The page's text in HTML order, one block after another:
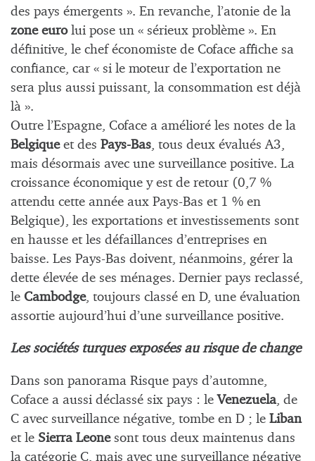
des pays émergents ». En revanche, l’atonie de la
zone eurolui pose un « sérieux problème ». En
définitive, le chef économiste de Coface affiche sa
confiance, car « si le moteur de l’exportation ne
sera plus aussi puissant, la consommation est déjà
là ».
Outre l’Espagne, Coface a amélioré les notes de la
Belgiqueet des Pays-Bas , tous deux évalués A3,
mais désormais avec une surveillance positive. La
croissance économique y est de retour (0,7 %
attendu cette année aux Pays-Bas et 1 % en
Belgique), les exportations et investissements sont
en hausse et les défaillances d’entreprises en
baisse. Les Pays-Bas doivent, néanmoins, gérer la
dette élevée de ses ménages. Dernier pays reclassé,
le Cambodge, toujours classé en D, une évaluation
assortie aujourd’hui d’une surveillance positive.
Les sociétés turques exposées au risque de change
Dans son panorama Risque pays d’automne,
Coface a aussi déclassé six pays : leVenezuela, de
C avec surveillance négative, tombe en D ; le Liban
et le Sierra Leonesont tous deux maintenus dans
la catégorie C, mais avec une surveillance négative